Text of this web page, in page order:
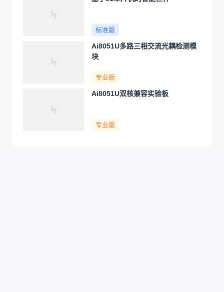
标准版
Ai8051U多路三相交流光耦检测模
块
专业版
Ai8051U双核兼容实验板
专业版